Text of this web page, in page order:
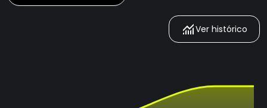
Ver histórico